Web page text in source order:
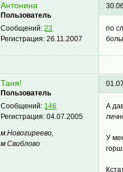
Антонина
Пользователь
Сообщений:23
Регистрация:26.11.2007
по
Таня!
Пользователь
Сообщений: 146
Регистрация:04.07.2005
м.Новогиреево,
м.Свиблово
А
У